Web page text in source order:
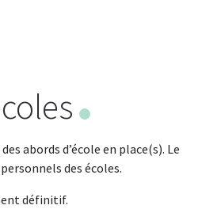
abords d’école en place(s). Le
des écoles.
définitif.